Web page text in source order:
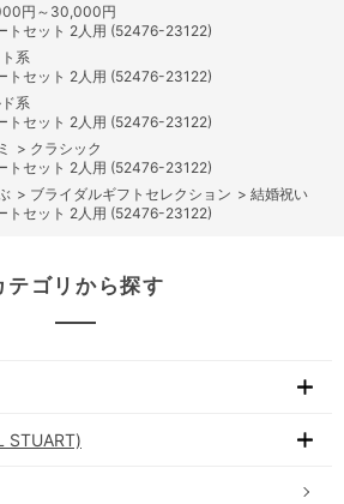
円～30,000円
トセット 2人用 (52476-23122)
系
トセット 2人用 (52476-23122)
系
トセット 2人用 (52476-23122)
> クラシック
トセット 2人用 (52476-23122)
> ブライダルギフトセレクション > 結婚祝い
トセット 2人用 (52476-23122)
テゴリから探す
STUART)